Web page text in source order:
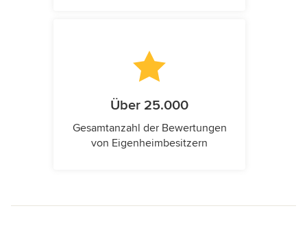
Über 25.000
Gesamtanzahl der Bewertungen
von Eigenheimbesitzern